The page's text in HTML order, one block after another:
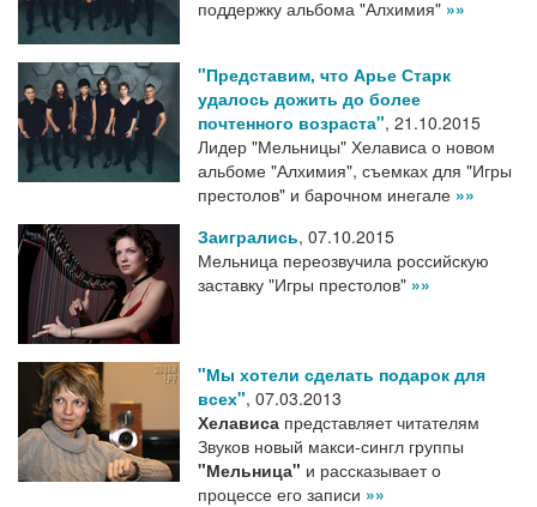
поддержку альбома "Алхимия" »»
"Представим, что Арье Старк
удалось дожить до более
почтенного возраста", 21.10.2015
Лидер "Мельницы" Хелависа о новом
альбоме "Алхимия", съемках для "Игры
престолов" и барочном инегале »»
Заигрались, 07.10.2015
Мельница переозвучила российскую
заставку "Игры престолов" »»
"Мы хотели сделать подарок для
всех", 07.03.2013
Хелависа представляет читателям
Звуков новый макси-сингл группы
"Мельница" и рассказывает о
процессе его записи »»